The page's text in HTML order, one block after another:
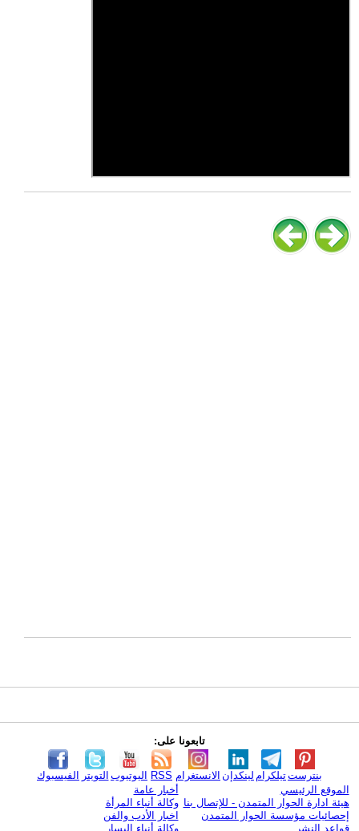
تابعونا على:
الفيسبوك التويتر اليوتيوب RSS الانستغرام لينكدإن تيلكرامبنترست
الموقع الرئيسي
هيئة ادارة الحوار المتمدن - للإتصال بنا
إحصائيات مؤسسة الحوار المتمدن
قواعد النشر
أخبار عامة
وكالة أنباء المرأة
اخبار الأدب والفن
وكالة أنباء اليسار